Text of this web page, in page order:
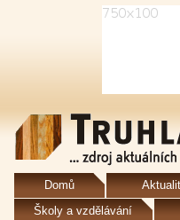
Domů
Školy a vzdělávání